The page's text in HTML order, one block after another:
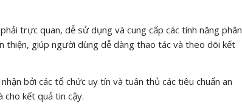
trực quan, dễ sử dụng và cung cấp các tính năng phân
thiện, giúp người dùng dễ dàng thao tác và theo dõi kết
bởi các tổ chức uy tín và tuân thủ các tiêu chuẩn an
kết quả tin cậy.